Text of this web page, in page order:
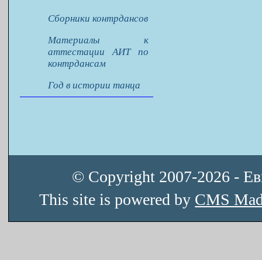
Сборники контрдансов
Материалы к
аттестации АИТ по
контрдансам
Год в истории танца
© Copyright 2007-2026 -
This site is powered by CMS